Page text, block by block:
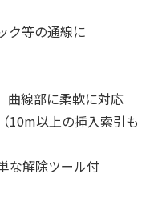
ク等の通線に
曲線部に柔軟に対応
10m以上の挿入索引も
な解除ツール付